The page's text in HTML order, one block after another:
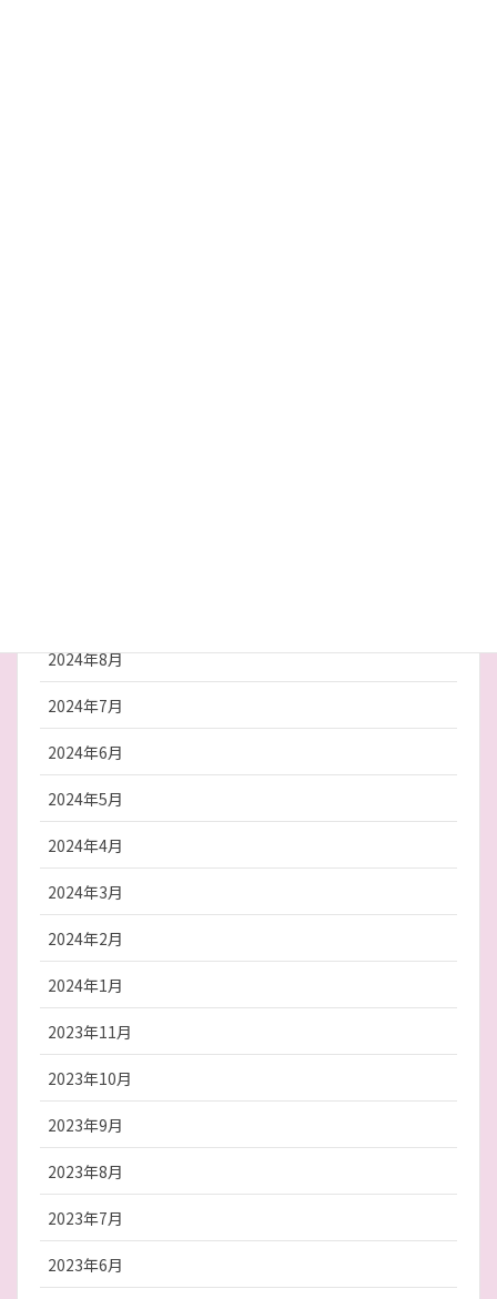
2024年8月
2024年7月
2024年6月
2024年5月
2024年4月
2024年3月
2024年2月
2024年1月
2023年11月
2023年10月
2023年9月
2023年8月
2023年7月
2023年6月